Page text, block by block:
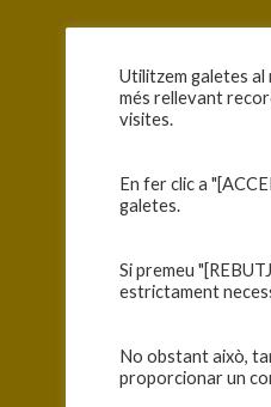
Utilitzem galetes
més rellevant
visites.
En fer clic a
galetes.
Si premeu
estrictament
No obstant això,
proporcionar un